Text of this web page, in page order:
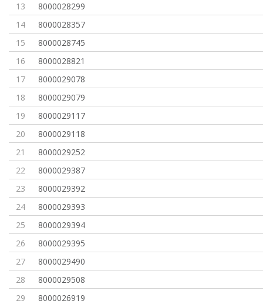
13
8000028299
14
8000028357
15
8000028745
16
8000028821
17
8000029078
18
8000029079
19
8000029117
20
8000029118
21
8000029252
22
8000029387
23
8000029392
24
8000029393
25
8000029394
26
8000029395
27
8000029490
28
8000029508
29
8000026919